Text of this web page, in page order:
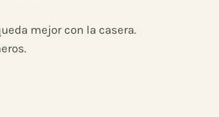
mejor con la casera.